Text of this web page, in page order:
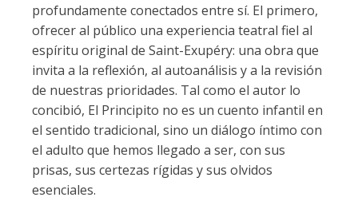
profundamente conectados entre sí. El primero,
ofrecer al público una experiencia teatral fiel al
espíritu original de Saint-Exupéry: una obra que
invita a la reflexión, al autoanálisis y a la revisión
de nuestras prioridades. Tal como el autor lo
concibió, El Principito no es un cuento infantil en
el sentido tradicional, sino un diálogo íntimo con
el adulto que hemos llegado a ser, con sus
prisas, sus certezas rígidas y sus olvidos
esenciales.